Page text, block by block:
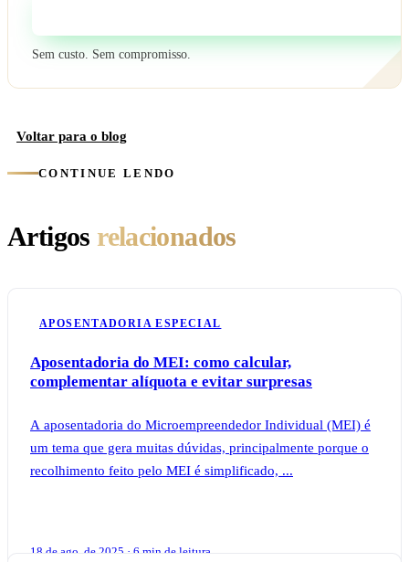
Sem custo. Sem compromisso.
Voltar para o blog
CONTINUE LENDO
Artigos relacionados
APOSENTADORIA ESPECIAL
Aposentadoria do MEI: como calcular,
complementar alíquota e evitar surpresas
A aposentadoria do Microempreendedor Individual (MEI) é
um tema que gera muitas dúvidas, principalmente porque o
recolhimento feito pelo MEI é simplificado, ...
18 de ago. de 2025 · 6 min de leitura